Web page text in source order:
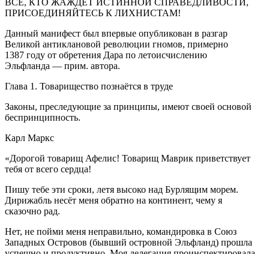
ПРИСОЕДИНЯЙТЕСЬ К ЛИХНИСТАМ!
Данный манифест был впервые опубликован в разгар
Великой антиклановой революции гномов, примерно
1387 году от обретения Дара по летоисчислению
Эльфланда — прим. автора.
Глава 1. Товарищество познаётся в труде
Законы, преследующие за принципы, имеют своей основой
беспринципность.
Карл Маркс
«Дорогой товарищ Афелис! Товарищ Маврик приветствует
тебя от всего сердца!
Пишу тебе эти сроки, летя высоко над Бурлящим морем.
Дирижабль несёт меня обратно на континент, чему я
сказочно рад.
Нет, не пойми меня неправильно, командировка в Союз
Западных Островов (бывший островной Эльфланд) прошла